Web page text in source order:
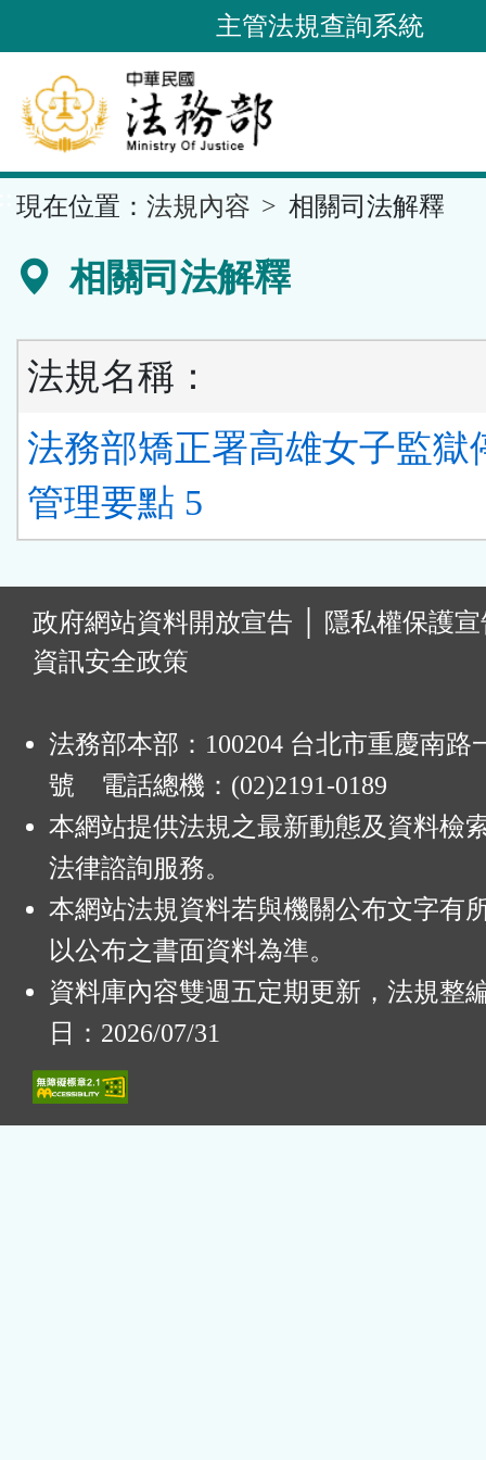
到
要
內
容
區
主管法規查詢系統
現在位置： 法規內容 相關司法解釋
相關司法解釋
法規名稱：
法務部矯正署高雄女子監獄
管理要點 5
政府網站資料開放宣告
隱私權保護
資訊安全政策
法務部本部：100204 台北市重慶南路
號 電話總機：(02)2191-0189
本網站提供法規之最新動態及資料檢
法律諮詢服務。
本網站法規資料若與機關公布文字有
以公布之書面資料為準。
資料庫內容雙週五定期更新，法規整
日：2026/07/31